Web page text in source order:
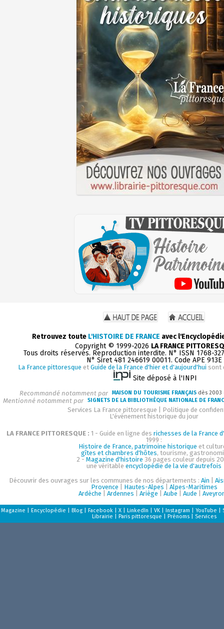
Retrouvez toute L'HISTOIRE DE FRANCE avec
Copyright © 1999-2026 LA FRANCE
Tous droits réservés. Reproduction interdite. N° ISSN 1768-
N° Siret 481 246619 00011. Code APE 913E
La France pittoresque et Guide de la France d'hier et d'aujourd'hui sont
Site déposé à l'INPI
Recommandé notamment par MAISON DU TOURISME FRANÇAIS dès
Mentionné notamment par SIGNETS DE LA BIBLIOTHÈQUE NATIONALE DE
Services La France pittoresque
Politique de
L'événement historique du jour
LA FRANCE PITTORESQUE : 1 - Guide en ligne des richesses de la France
1999 :
Histoire de France, patrimoine historique et
gîtes et chambres d'hôtes, tourisme,
2 - Magazine d'histoire 36 pages couleur depuis
une véritable encyclopédie de la vie d'autrefois
Découvrir des ouvrages sur les communes de nos départements : Ain
Provence
Hautes-Alpes
Alpes-Maritimes
Ardèche
Ardennes Ariège Aube Aude
Magazine Encyclopédie Blog| Facebook| X| LinkedIn VK| Instagram YouTube
Librairie
Paris pittoresque Prénoms| Services